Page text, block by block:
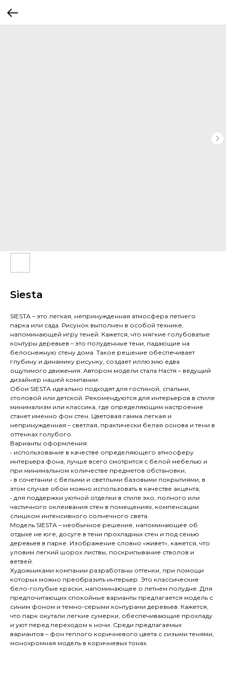
Siesta
SIESTA – это легкая, непринужденная атмосфера летнего
парка или сада. Рисунок выполнен в особой технике,
напоминающей игру теней. Кажется, что мягкие голубоватые
контуры деревьев – это полуденные тени, падающие на
белоснежную стену дома. Такое решение обеспечивает
глубину и динамику рисунку, создает иллюзию едва
ощутимого движения. Автором модели стала Настя – ведущий
дизайнер нашей компании.
Обои SIESTA идеально подходят для гостиной, спальни,
столовой или детской. Рекомендуются для интерьеров в стиле
минимализм или классика, где определяющим настроение
станет именно фон стен. Цветовая гамма легкая и
непринужденная – светлая, практически белая основа и тени в
оттенках голубого.
Варианты оформления:
• использование в качестве определяющего атмосферу
интерьера фона, лучше всего смотрится с белой мебелью и
при минимальном количестве предметов обстановки;
• в сочетании с белыми и светлыми базовыми покрытиями, в
этом случае обои можно использовать в качестве акцента;
• для поддержки уютной отделки в стиле эко, полного или
частичного оклеивания стен в помещениях, компенсации
слишком интенсивного солнечного света.
Модель SIESTA – необычное решение, напоминающее об
отдыхе не юге, досуге в тени прохладных стен и под сенью
деревьев в парке. Изображение словно «живет», кажется, что
уловим легкий шорох листвы, поскрипывание стволов и
ветвей.
Художниками компании разработаны оттенки, при помощи
которых можно преобразить интерьер. Это классические
бело-голубые краски, напоминающее о летнем полудне. Для
предпочитающих спокойные варианты предлагается модель с
синим фоном и темно-серыми контурами деревьев. Кажется,
что парк окутали легкие сумерки, обеспечивающие прохладу
и уют перед переходом к ночи. Среди предлагаемых
вариантов – фон теплого коричневого цвета с сизыми тенями,
монохромная модель в коричневых тонах.